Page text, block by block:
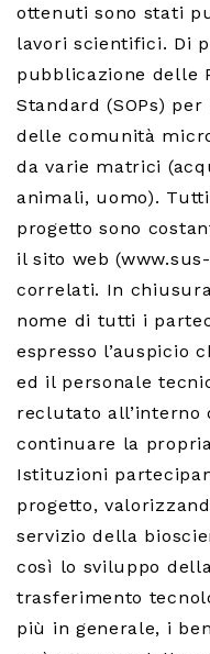
ottenuti sono stati
lavori scientifici. Di
pubblicazione delle
Standard (SOPs)
delle comunità
da varie matrici
animali, uomo).
progetto sono
il sito web
correlati. In
nome di tutti i
espresso l’auspicio
ed il personale
reclutato all’interno
continuare la
Istituzioni
progetto,
servizio della
così lo sviluppo
trasferimento
più in generale, i